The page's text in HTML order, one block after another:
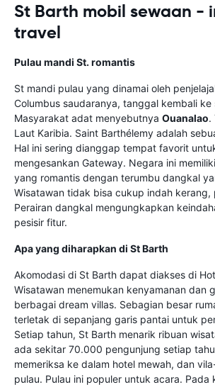
St Barth mobil sewaan -
travel
Pulau mandi St. romantis
St mandi pulau yang dinamai oleh
Columbus saudaranya, tanggal kembali ke
Masyarakat adat menyebutnya Ouanalao.
Laut Karibia. Saint Barthélemy adalah
Hal ini sering dianggap tempat favorit
mengesankan Gateway. Negara ini
yang romantis dengan terumbu dangkal
Wisatawan tidak bisa cukup indah kerang,
Perairan dangkal mengungkapkan
pesisir fitur.
Apa yang diharapkan di St Barth
Akomodasi di St Barth dapat diakses di
Wisatawan menemukan kenyamanan dan
berbagai dream villas. Sebagian besar
terletak di sepanjang garis pantai untuk
Setiap tahun, St Barth menarik ribuan
ada sekitar 70.000 pengunjung setiap
memeriksa ke dalam hotel mewah, dan
pulau. Pulau ini populer untuk acara. Pada